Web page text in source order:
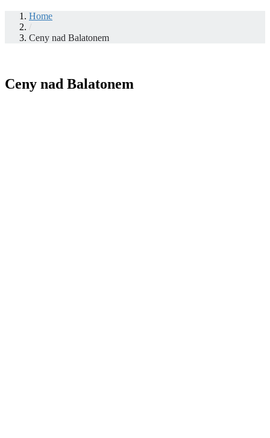
Home
/
Ceny nad Balatonem
Ceny nad Balatonem